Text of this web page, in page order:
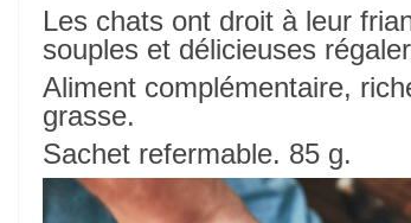
Les chats ont droit à leur
souples et délicieuses
Aliment complémentaire,
grasse.
Sachet refermable. 85 g.